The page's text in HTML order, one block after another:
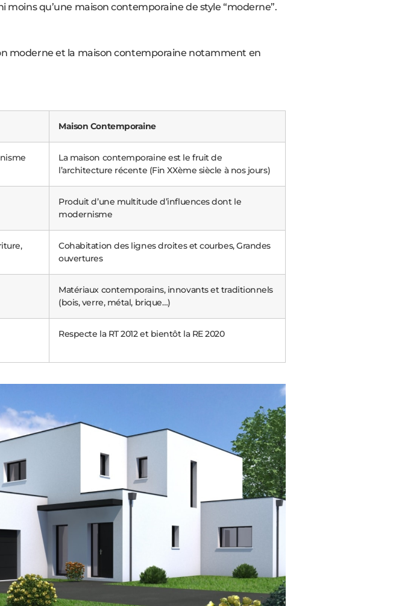
moins qu’une maison contemporaine de style “moderne”.
moderne et la maison contemporaine notamment en
Maison Contemporaine
La maison contemporaine est le fruit de
l’architecture récente (Fin XXème siècle à nos jours)
Produit d’une multitude d’influences dont le
modernisme
Cohabitation des lignes droites et courbes, Grandes
ouvertures
Matériaux contemporains, innovants et traditionnels
(bois, verre, métal, brique…)
Respecte la RT 2012 et bientôt la RE 2020